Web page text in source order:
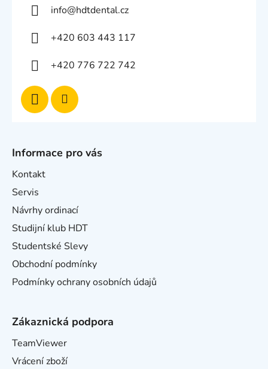
info@hdtdental.cz
+420 603 443 117
+420 776 722 742
Informace pro vás
Kontakt
Servis
Návrhy ordinací
Studijní klub HDT
Studentské Slevy
Obchodní podmínky
Podmínky ochrany osobních údajů
Zákaznická podpora
TeamViewer
Vrácení zboží